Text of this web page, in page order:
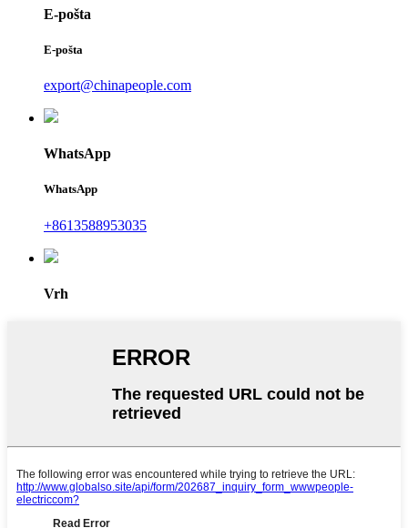
E-pošta
E-pošta
export@chinapeople.com
WhatsApp
WhatsApp
+8613588953035
Vrh